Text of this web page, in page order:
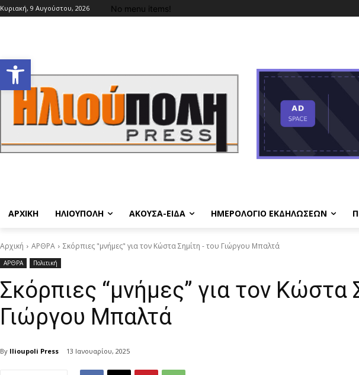
Ανοίξτε τη γραμμή εργαλείων
Κυριακή, 9 Αυγούστου, 2026 No menu items!
ΑΡΧΙΚΗ ΗΛΙΟΥΠΟΛΗ ΑΚΟΥΣΑ-ΕΙΔΑ ΗΜΕΡΟΛΟΓΙΟ ΕΚΔΗΛΩΣΕΩΝ
Αρχική ΑΡΘΡΑ Σκόρπιες "μνήμες" για τον Κώστα Σημίτη - του Γιώργου Μπαλτά
ΑΡΘΡΑ Πολιτική
Σκόρπιες “μνήμες” για τον Κώστα
Γιώργου Μπαλτά
By Ilioupoli Press 13 Ιανουαρίου, 2025